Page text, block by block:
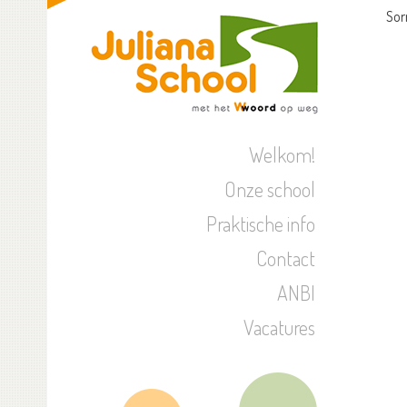
Welkom!
Onze school
Praktische info
Contact
ANBI
Vacatures